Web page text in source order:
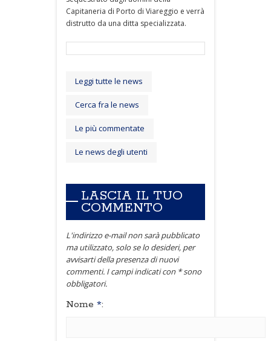
Capitaneria di Porto di Viareggio e verrà
distrutto da una ditta specializzata.
Leggi tutte le news
Cerca fra le news
Le più commentate
Le news degli utenti
LASCIA IL TUO
COMMENTO
L'indirizzo e-mail non sarà pubblicato
ma utilizzato, solo se lo desideri, per
avvisarti della presenza di nuovi
commenti. I campi indicati con * sono
obbligatori.
Nome *: